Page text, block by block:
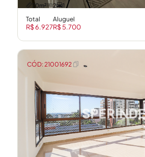
70m²
2 1
Total
R$ 6.927
Aluguel
R$ 5.700
CÓD: 21001692